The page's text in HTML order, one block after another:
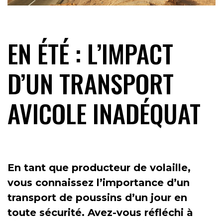
EN ÉTÉ : L’IMPACT
D’UN TRANSPORT
AVICOLE INADÉQUAT
En tant que producteur de volaille,
vous connaissez l’importance d’un
transport de poussins d’un jour en
toute sécurité. Avez-vous réfléchi à